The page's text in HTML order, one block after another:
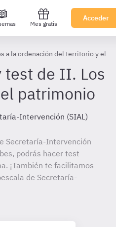
Mes gratis
Acceder
a la ordenación del territorio y el
test de II. Los
patrimonio
Intervención (SIAL)
Secretaría-Intervención
podrás hacer test
¡También te facilitamos
de Secretaría-